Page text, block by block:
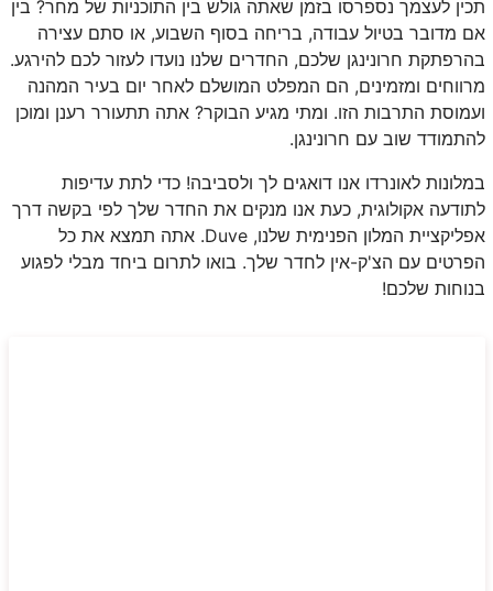
תכין לעצמך נספרסו בזמן שאתה גולש בין התוכניות של מחר? בין
אם מדובר בטיול עבודה, בריחה בסוף השבוע, או סתם עצירה
בהרפתקת חרונינגן שלכם, החדרים שלנו נועדו לעזור לכם להירגע.
מרווחים ומזמינים, הם המפלט המושלם לאחר יום בעיר המהנה
ועמוסת התרבות הזו. ומתי מגיע הבוקר? אתה תתעורר רענן ומוכן
להתמודד שוב עם חרונינגן.
במלונות לאונרדו אנו דואגים לך ולסביבה! כדי לתת עדיפות
לתודעה אקולוגית, כעת אנו מנקים את החדר שלך לפי בקשה דרך
אפליקציית המלון הפנימית שלנו, Duve. אתה תמצא את כל
הפרטים עם הצ'ק-אין לחדר שלך. בואו לתרום ביחד מבלי לפגוע
בנוחות שלכם!